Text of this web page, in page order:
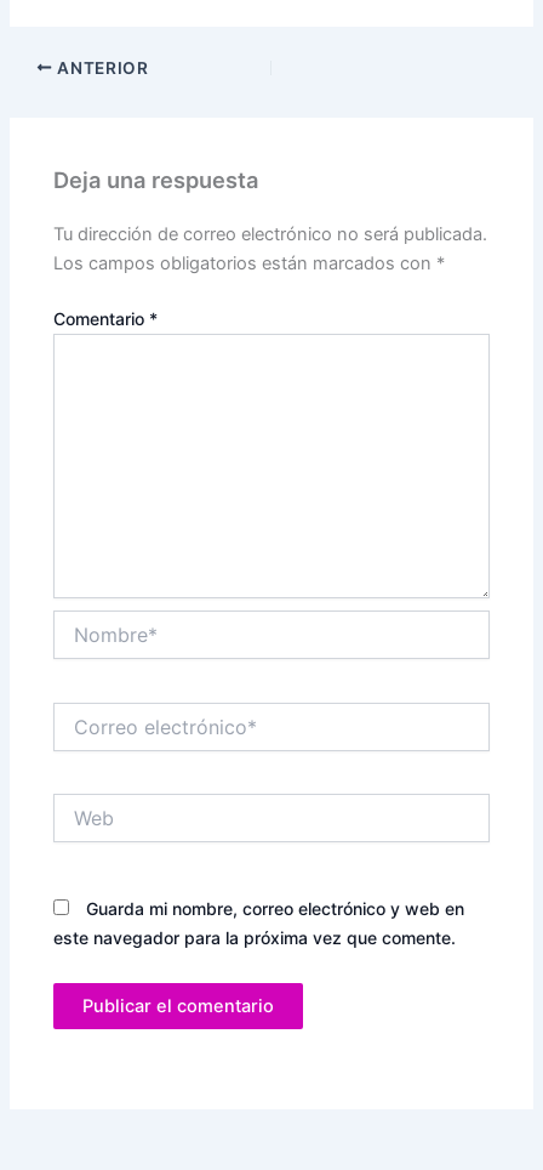
ANTERIOR
Deja una respuesta
Tu dirección de correo electrónico no será publicada.
Los campos obligatorios están marcados con *
Comentario *
electrónico*
Guarda mi nombre, correo electrónico y web en
este navegador para la próxima vez que comente.